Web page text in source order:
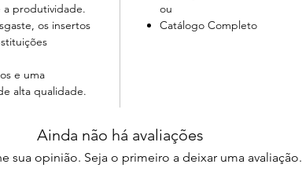
a produtividade.
os insertos
e uma
alta qualidade.
ou
Catálogo Completo
Ainda não há avaliações
sua opinião. Seja o primeiro a deixar uma avaliação.